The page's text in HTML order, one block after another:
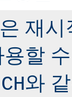
재
용할
와